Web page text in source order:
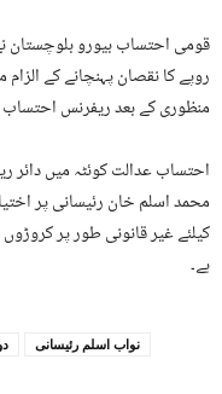
روپے کا نقصان پہنچانے کے
منظوری کے بعد ریفرنس احتساب
احتساب عدالت کوئٹہ میں دائر
محمد اسلم خان رئیسانی پر
کیلئے غیر قانونی طور پر
ہے۔
نواب اسلم رئیسانی